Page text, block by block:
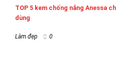
TOP 5 kem chống nắng Anessa
dùng
Làm đẹp 0